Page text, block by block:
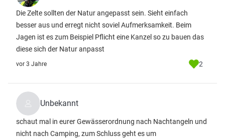
Die Zelte sollten der Natur angepasst sein. Sieht einfach
besser aus und erregt nicht soviel Aufmerksamkeit. Beim
Jagen ist es zum Beispiel Pflicht eine Kanzel so zu bauen das
diese sich der Natur anpasst
vor 3 Jahre 2
Unbekannt
schaut mal in eurer Gewässerordnung nach Nachtangeln und
nicht nach Camping, zum Schluss geht es um